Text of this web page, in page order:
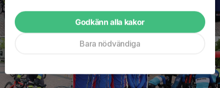
Godkänn alla kakor
Bara nödvändiga